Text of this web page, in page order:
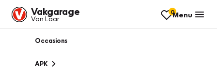
Vakgarage
Van Laar
0Menu
Occasions
APK